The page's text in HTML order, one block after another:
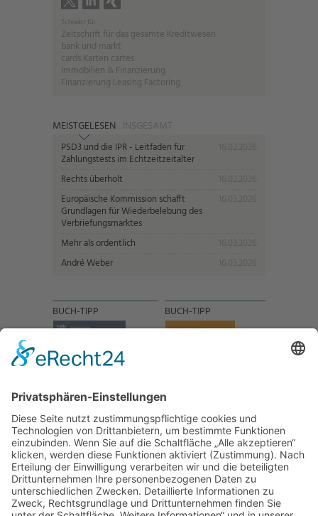
Schreibt für:
Zeitschrift für das gesamte Kreditwesen
bank und markt
cards Karten cartes
Immobilien & Finanzierung
Finanzierung Leasing Factoring
MEISTGELESEN INSGESAMT
PSD3 und die IPR - Leitfaden für
Zahlungstests im Echtzeitzeitalter
Rechts überholt
Europäische Kommission schafft
Grundlagen für Wiederbelebung des
Verbriefungsmarktes
Mehr als ordentlich
André Weber
BUCH-TIPP BUCH-TIPP